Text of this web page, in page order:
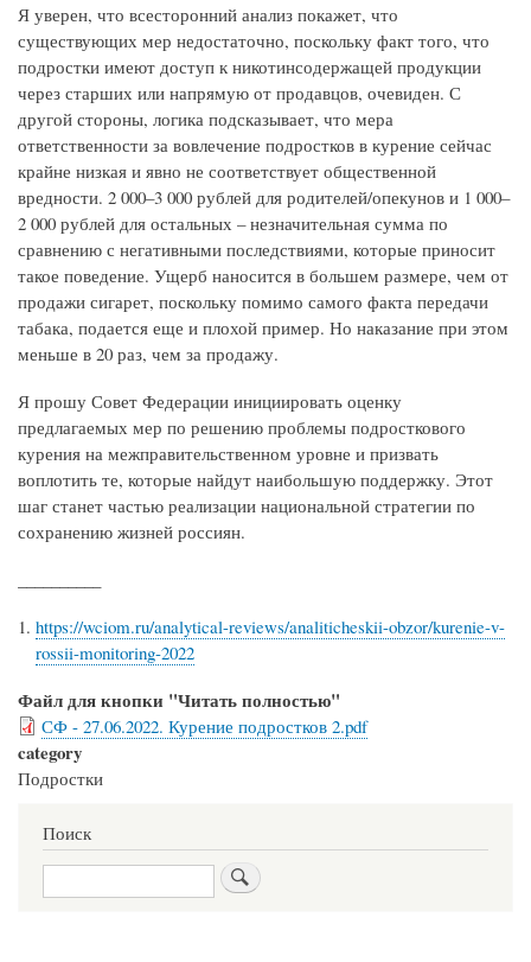
Я уверен, что всесторонний анализ покажет, что
существующих мер недостаточно, поскольку факт того, что
подростки имеют доступ к никотинсодержащей продукции
через старших или напрямую от продавцов, очевиден. С
другой стороны, логика подсказывает, что мера
ответственности за вовлечение подростков в курение сейчас
крайне низкая и явно не соответствует общественной
вредности. 2 000–3 000 рублей для родителей/опекунов и 1 000–
2 000 рублей для остальных – незначительная сумма по
сравнению с негативными последствиями, которые приносит
такое поведение. Ущерб наносится в большем размере, чем от
продажи сигарет, поскольку помимо самого факта передачи
табака, подается еще и плохой пример. Но наказание при этом
меньше в 20 раз, чем за продажу.
Я прошу Совет Федерации инициировать оценку
предлагаемых мер по решению проблемы подросткового
курения на межправительственном уровне и призвать
воплотить те, которые найдут наибольшую поддержку. Этот
шаг станет частью реализации национальной стратегии по
сохранению жизней россиян.
https://wciom.ru/analytical-reviews/analiticheskii-obzor/kurenie-v-
rossii-monitoring-2022
Файл для кнопки "Читать полностью"
СФ - 27.06.2022. Курение подростков 2.pdf
category
Подростки
Поиск
Поиск